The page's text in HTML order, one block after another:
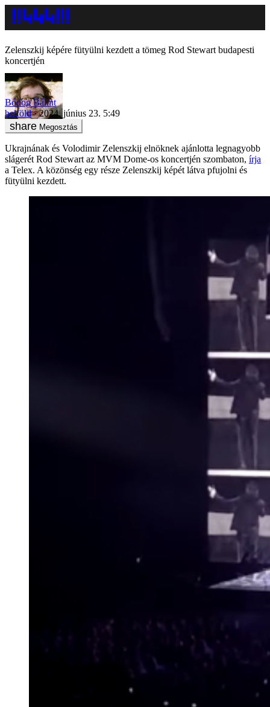
Zelenszkij képére fütyülni kezdett a tömeg Rod Stewart budapesti
koncertjén
Bódog Bálint
belföld
2024. június 23. 5:49
Megosztás
Ukrajnának és Volodimir Zelenszkij elnöknek ajánlotta legnagyobb
slágerét Rod Stewart az MVM Dome-os koncertjén szombaton, írja
a Telex. A közönség egy része Zelenszkij képét látva pfujolni és
fütyülni kezdett.